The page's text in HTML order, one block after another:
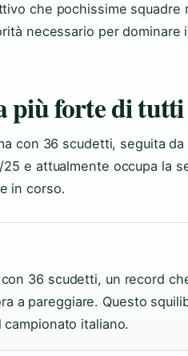
che pochissime squadre
necessario per dominare
più forte di
con 36 scudetti, seguita da
e attualmente occupa la
in corso.
36 scudetti, un record
a pareggiare. Questo
italiano.